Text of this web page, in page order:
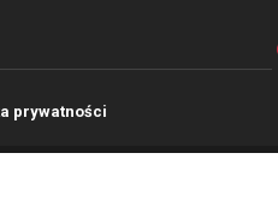
prywatności